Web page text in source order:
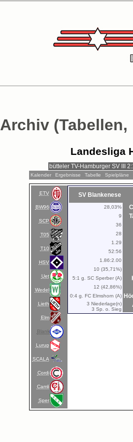
Archiv
Landesliga
Kalender Ergebnisse Tabelle Spielpläne
ETV
BW96
SCP
T05
T10
HSV
Uet
Wedel
Lieth
Elm
Blank
Lurup
SCALA
Cordi
Camli
Sper
SV Blankenese
28,03%
9
36
28
1.29
52:56
1.86:2.00
10 (35,71%)
5:1 g. SC Sperber (A)
12 (42,86%)
0:4 g. FC Elmshorn (A)
3 Niederlage(n)
3 Sp. o. Sieg